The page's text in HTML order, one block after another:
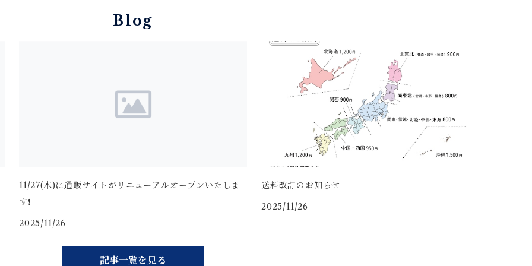
Blog
11/27(木)に通販サイトがリニューアルオープンいたしま
す❗️
2025/11/26
送料改訂のお知らせ
2025/11/26
記事一覧を見る